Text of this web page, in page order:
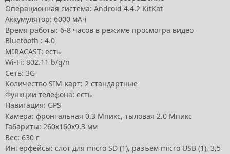
Операционная система: Android 4.4.2 KitKat
Аккумулятор: 6000 мАч
Время работы: 6-8 часов в режиме просмотра видео
Bluetooth : 4.0
MIRACAST: есть
Wi-Fi: 802.11 b/g/n
Сеть: 3G
Количество SIM-карт: 2 стандартные
Функции телефона: есть
Навигация: GPS
Камера: фронтальная 0.3 Мпикс, тыловая 2.0 Мпикс
Габариты: 260x160x9.3 мм
Вес: 630 г
Интерфейсы: слот для micro SD (1), разъем micro USB (1), 3,5